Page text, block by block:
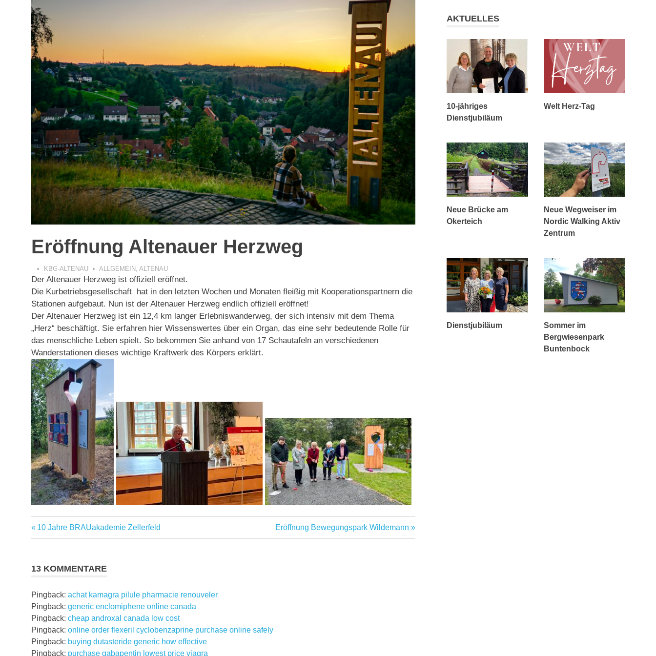
Eröffnung Altenauer Herzweg
KBG-ALTENAU ALLGEMEIN , ALTENAU
Der Altenauer Herzweg ist offiziell eröffnet.
Die Kurbetriebsgesellschaft
hat in den letzten Wochen und Monaten fleißig mit Kooperationspartnern die
Stationen aufgebaut. Nun ist der Altenauer Herzweg endlich offiziell eröffnet!
Der Altenauer Herzweg ist ein 12,4 km langer Erlebniswanderweg, der sich intensiv mit dem Thema
„Herz“ beschäftigt. Sie erfahren hier Wissenswertes über ein Organ, das eine sehr bedeutende Rolle für
das menschliche Leben spielt. So bekommen Sie anhand von 17 Schautafeln an verschiedenen
Wanderstationen dieses wichtige Kraftwerk des Körpers erklärt.
Beitragsnavigation
Vorheriger
Beitrag:
10 Jahre BRAUakademie Zellerfeld
Nächster
Beitrag:
Eröffnung Bewegungspark Wildemann
13 KOMMENTARE
Pingback: achat kamagra pilule pharmacie renouveler
Pingback: generic enclomiphene online canada
Pingback: cheap androxal canada low cost
Pingback: online order flexeril cyclobenzaprine purchase online safely
Pingback: buying dutasteride generic how effective
Pingback: purchase gabapentin lowest price viagra
AKTUELLES
10-jähriges
Dienstjubiläum
Welt Herz-Tag
Neue Brücke am
Okerteich
Neue Wegweiser im
Nordic Walking Aktiv
Zentrum
Dienstjubiläum
Sommer im
Bergwiesenpark
Buntenbock